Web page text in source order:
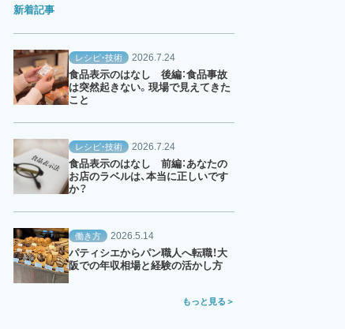
新着記事
レシピ・技術 2026.7.24
食品表示のはなし 後編：食品事故
は突然起きない。現場で見えてきた
こと
レシピ・技術 2026.7.24
食品表示のはなし 前編：あなたの
お店のラベルは、本当に正しいです
か？
働き方 2026.5.14
パティシエからパン職人へ転職！大
阪での年収相場と経験の活かし方
もっと見る